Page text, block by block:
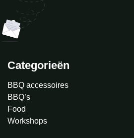
Categorieën
BBQ accessoires
BBQ’s
Food
Workshops